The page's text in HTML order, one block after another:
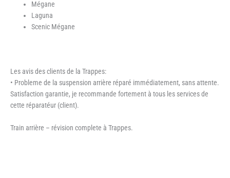
Mégane
Laguna
Scenic Mégane
Les avis des clients de la Trappes:
• Probleme de la suspension arrière réparé immédiatement, sans attente.
Satisfaction garantie, je recommande fortement à tous les services de
cette réparatéur (client).
Train arrière – révision complete à Trappes.